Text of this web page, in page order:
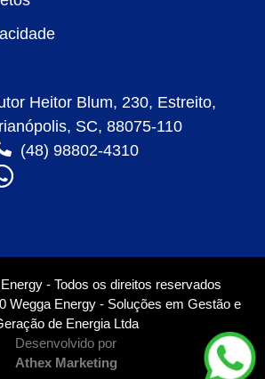
Heitor Blum, 230, Estreito,
SC, 88075-110
(48) 98802-4310
- Todos os direitos reservados
Wegga Energy - Soluções em Gestão e
de Energia Ltda
Desenvolvido por
Athex Marketing